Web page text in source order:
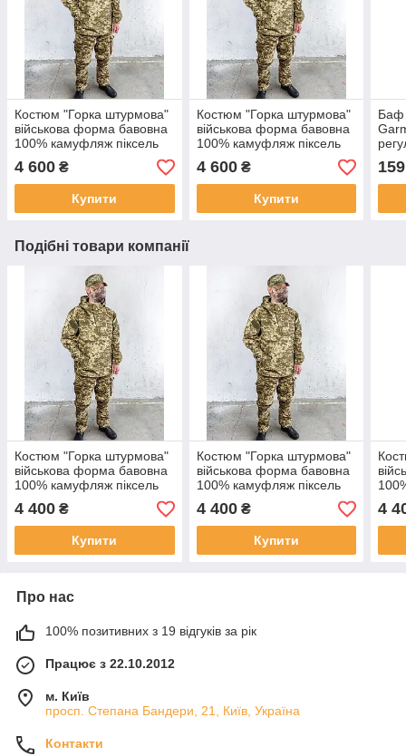
Костюм "Горка штурмова"
військова форма бавовна
100% камуфляж піксель
ЗСУ МM14, зріст 5/6 (176-
188см) РОЗМІР 60/62
4 600 ₴
Купити
Костюм "Горка штурмова"
військова форма бавовна
100% камуфляж піксель
ЗСУ МM14, зріст 5/6 (176-
188см) РОЗМІР 64/66
4 600₴
Купити
Баф
280
159
Подібні товари компанії
Костюм "Горка штурмова"
військова форма бавовна
100% камуфляж піксель
ЗСУ МM14, зріст 3/4 (170-
180см) РОЗМІР 56/58
4 400 ₴
Купити
Костюм "Горка штурмова"
військова форма бавовна
100% камуфляж піксель
ЗСУ МM14, зріст 5/6 (176-
188см) РОЗМІР 52/54
4 400₴
Купити
4
Про нас
100% позитивних з 19 відгуків за рік
Працює з 22.10.2012
м. Київ
просп. Степана Бандери, 21, Київ, Україна
Контакти